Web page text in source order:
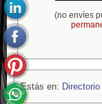
(no envíes
Estás en: